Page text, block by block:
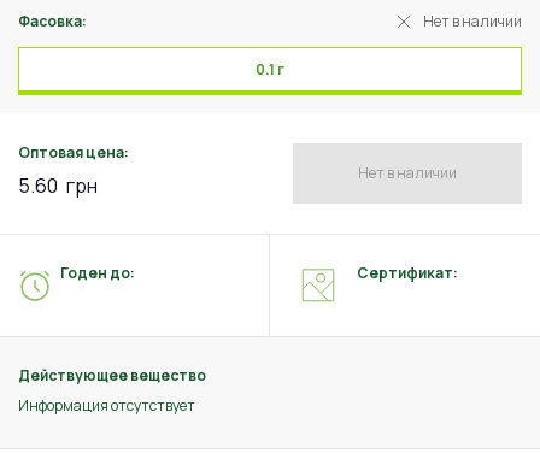
Фасовка: Нет в наличии
0.1 г
Оптовая цена:
5.60 грн Нет в наличии
Действующее вещество
Информация отсутствует
Годен до: Сертификат: